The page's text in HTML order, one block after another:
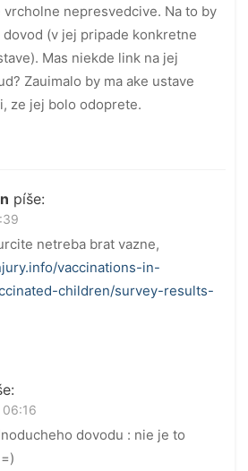
nepresvedcive. Na to by
(v jej pripade konkretne
Mas niekde link na jej
Zauimalo by ma ake ustave
ze jej bolo odoprete.
píše:
netreba brat vazne,
vaccinations-in-
children/survey-results-
06:16
dovodu : nie je to